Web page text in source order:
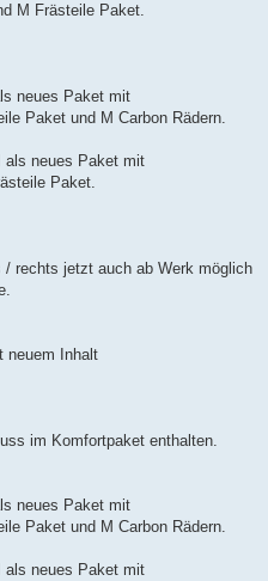
M Frästeile Paket.
neues Paket mit
Paket und M Carbon Rädern.
als neues Paket mit
Paket.
rechts jetzt auch ab Werk möglich
neuem Inhalt
im Komfortpaket enthalten.
neues Paket mit
Paket und M Carbon Rädern.
als neues Paket mit